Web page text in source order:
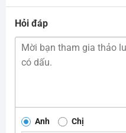
Hỏi đáp
Anh Chị